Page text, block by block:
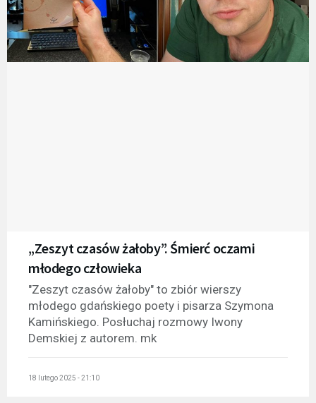
„Zeszyt czasów żałoby”. Śmierć oczami
młodego człowieka
"Zeszyt czasów żałoby" to zbiór wierszy
młodego gdańskiego poety i pisarza Szymona
Kamińskiego. Posłuchaj rozmowy Iwony
Demskiej z autorem. mk
18 lutego 2025 - 21:10